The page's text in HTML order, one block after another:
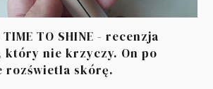
TO SHINE - recenzja
który nie krzyczy. On po
rozświetla skórę.